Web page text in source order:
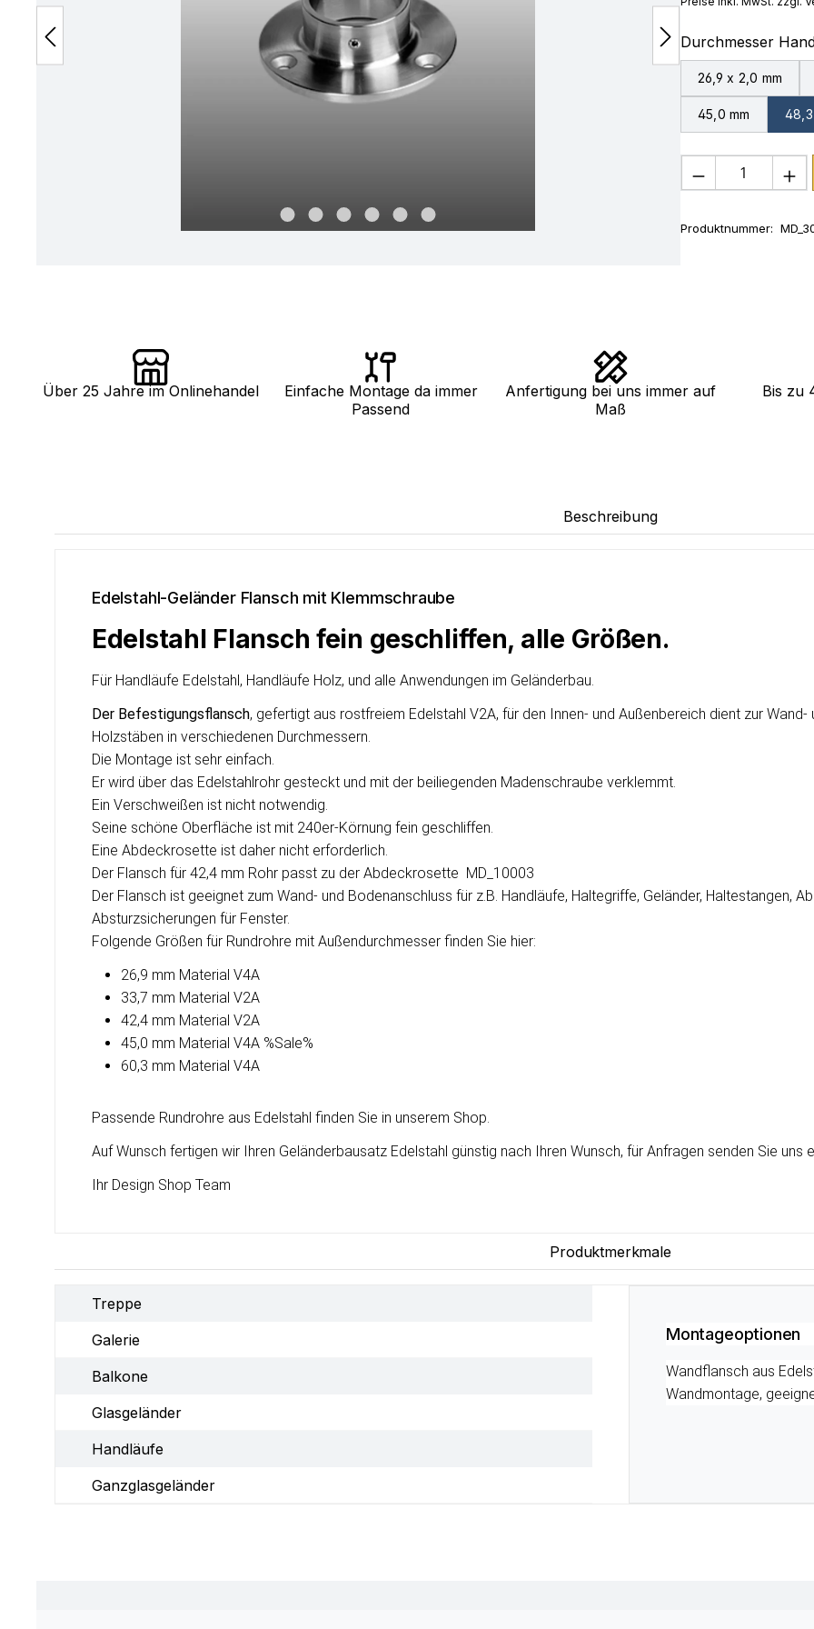
Durchmesser
26,9 x 2,0 mm
45,0 mm
Produkt
Produktnummer:
Über 25 Jahre im Onlinehandel
Einfache Montage da immer
Passend
Anfertigung bei uns immer auf
Maß
Bis zu
Beschreibung
Edelstahl-Geländer Flansch mit Klemmschraube
Edelstahl Flansch fein geschliffen, alle Größen.
Für Handläufe Edelstahl, Handläufe Holz, und alle Anwendungen im Geländerbau.
Der Befestigungsflansch, gefertigt aus rostfreiem Edelstahl V2A, für den Innen- und Außenbereich dient zur
Holzstäben in verschiedenen Durchmessern.
Die Montage ist sehr einfach.
Er wird über das Edelstahlrohr gesteckt und mit der beiliegenden Madenschraube verklemmt.
Ein Verschweißen ist nicht notwendig.
Seine schöne Oberfläche ist mit 240er-Körnung fein geschliffen.
Eine Abdeckrosette ist daher nicht erforderlich.
Der Flansch für 42,4 mm Rohr passt zu der Abdeckrosette MD_10003
Der Flansch ist geeignet zum Wand- und Bodenanschluss für z.B. Handläufe, Haltegriffe, Geländer, Haltestangen,
Absturzsicherungen für Fenster.
Folgende Größen für Rundrohre mit Außendurchmesser finden Sie hier:
26,9 mm Material V4A
33,7 mm Material V2A
42,4 mm Material V2A
45,0 mm Material V4A %Sale%
60,3 mm Material V4A
Passende Rundrohre aus Edelstahl finden Sie in unserem Shop.
Auf Wunsch fertigen wir Ihren Geländerbausatz Edelstahl günstig nach Ihren Wunsch, für Anfragen senden Sie uns
Ihr Design Shop Team
Produktmerkmale
Treppe
Galerie
Balkone
Glasgeländer
Handläufe
Ganzglasgeländer
Montageoptionen
Wandflansch aus
Wandmontage,